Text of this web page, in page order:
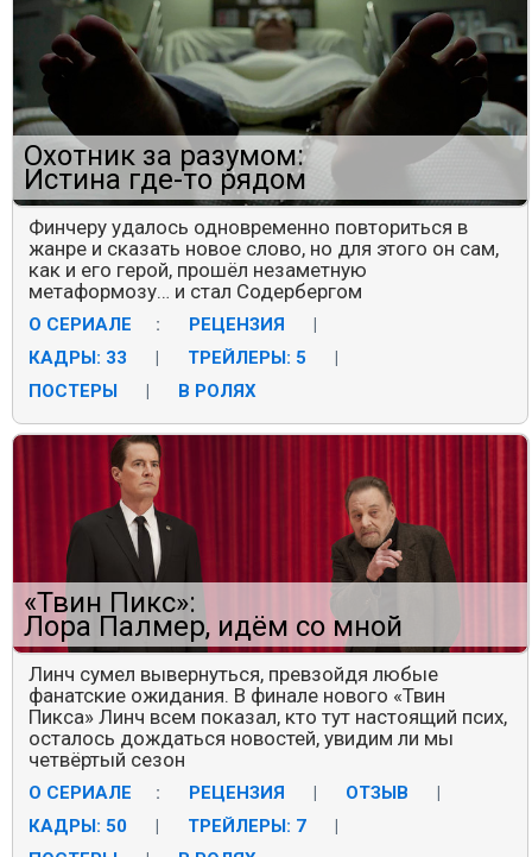
Охотник за разумом:
Истина где-то рядом
Финчеру удалось одновременно повториться в
жанре и сказать новое слово, но для этого он сам,
как и его герой, прошёл незаметную
метаформозу… и стал Содербергом
О СЕРИАЛЕ : РЕЦЕНЗИЯ
|
КАДРЫ: 33
| ТРЕЙЛЕРЫ: 5
|
ПОСТЕРЫ
| В РОЛЯХ
«Твин Пикс»:
Лора Палмер, идём со мной
Линч сумел вывернуться, превзойдя любые
фанатские ожидания. В финале нового «Твин
Пикса» Линч всем показал, кто тут настоящий псих,
осталось дождаться новостей, увидим ли мы
четвёртый сезон
О СЕРИАЛЕ : РЕЦЕНЗИЯ | ОТЗЫВ
|
КАДРЫ: 50
| ТРЕЙЛЕРЫ: 7
|